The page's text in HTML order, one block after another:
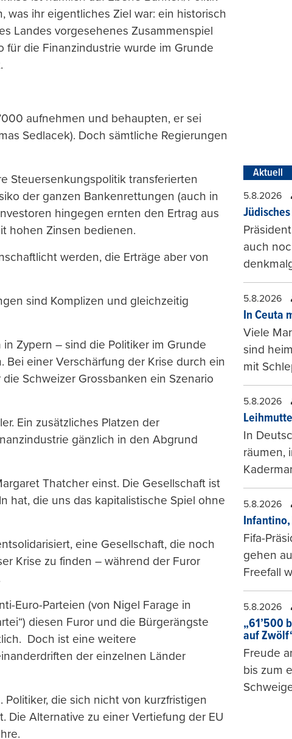
ihr eigentliches Ziel war: ein historisch
Landes vorgesehenes Zusammenspiel
für die Finanzindustrie wurde im Grunde
aufnehmen und behaupten, er sei
Sedlacek). Doch sämtliche Regierungen
Steuersenkungspolitik transferierten
der ganzen Bankenrettungen (auch in
hingegen ernten den Ertrag aus
hohen Zinsen bedienen.
werden, die Erträge aber von
sind Komplizen und gleichzeitig
Zypern – sind die Politiker im Grunde
Bei einer Verschärfung der Krise durch ein
Schweizer Grossbanken ein Szenario
Ein zusätzliches Platzen der
gänzlich in den Abgrund
Thatcher einst. Die Gesellschaft ist
hat, die uns das kapitalistische Spiel ohne
eine Gesellschaft, die noch
Krise zu finden – während der Furor
Euro-Parteien (von Nigel Farage in
diesen Furor und die Bürgerängste
Doch ist eine weitere
der einzelnen Länder
die sich nicht von kurzfristigen
Die Alternative zu einer Vertiefung der EU
Aktuell
5.8.2026
auch
5.8.2026
In Ceuta
Viele
sind
mit
5.8.2026
In
räumen,
5.8.2026
Fifa-
gehen
Freefall
5.8.2026
„61’500
auf
Freude
bis zum